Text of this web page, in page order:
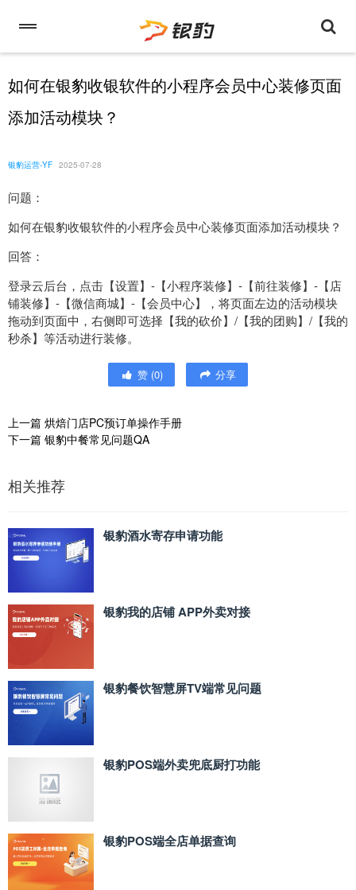
如何在银豹收银软件的小程序会员中心装修页面
添加活动模块？
银豹运营-YF 2025-07-28
问题：
如何在银豹收银软件的小程序会员中心装修页面添加活动模块？
回答：
登录云后台，点击【设置】-【小程序装修】-【前往装修】-【店
铺装修】-【微信商城】-【会员中心】，将页面左边的活动模块
拖动到页面中，右侧即可选择【我的砍价】/【我的团购】/【我的
秒杀】等活动进行装修。
赞 (0) 分享
上一篇 烘焙门店PC预订单操作手册
下一篇 银豹中餐常见问题QA
相关推荐
银豹酒水寄存申请功能
银豹我的店铺 APP外卖对接
银豹餐饮智慧屏TV端常见问题
银豹POS端外卖兜底厨打功能
银豹POS端全店单据查询